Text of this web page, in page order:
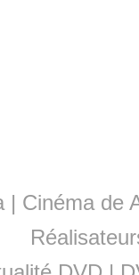
| Cinéma de